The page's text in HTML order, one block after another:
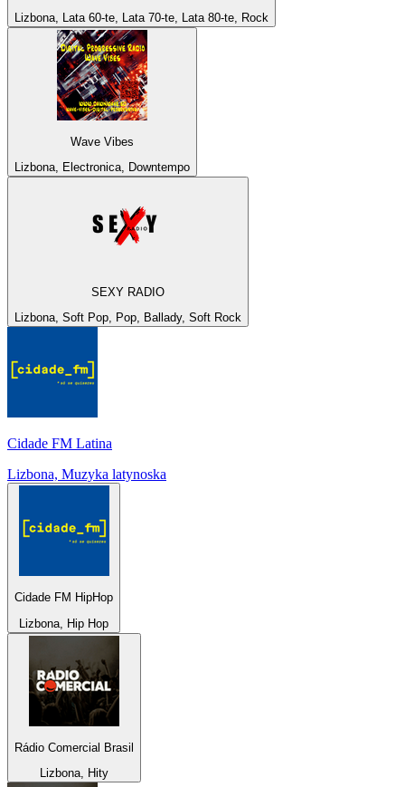
Lizbona, Lata 60-te, Lata 70-te, Lata 80-te, Rock
Wave Vibes
Lizbona, Electronica, Downtempo
SEXY RADIO
Lizbona, Soft Pop, Pop, Ballady, Soft Rock
Cidade FM Latina
Lizbona, Muzyka latynoska
Cidade FM HipHop
Lizbona, Hip Hop
Rádio Comercial Brasil
Lizbona, Hity